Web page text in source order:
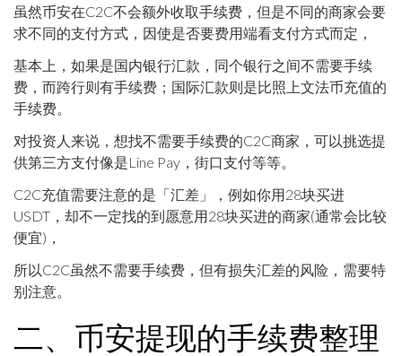
虽然币安在C2C不会额外收取手续费，但是不同的商家会要
求不同的支付方式，因使是否要费用端看支付方式而定，
基本上，如果是国内银行汇款，同个银行之间不需要手续
费，而跨行则有手续费；国际汇款则是比照上文法币充值的
手续费。
对投资人来说，想找不需要手续费的C2C商家，可以挑选提
供第三方支付像是Line Pay，街口支付等等。
C2C充值需要注意的是「汇差」，例如你用28块买进
USDT，却不一定找的到愿意用28块买进的商家(通常会比较
便宜)，
所以C2C虽然不需要手续费，但有损失汇差的风险，需要特
别注意。
二、币安提现的手续费整理